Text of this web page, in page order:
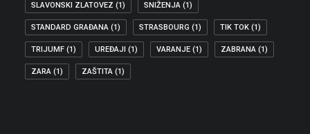
SLAVONSKI ZLATOVEZ (1) SNIŽENJA (1)
STANDARD GRAĐANA (1) STRASBOURG (1) TIK TOK (1)
TRIJUMF (1) UREĐAJI (1) VARANJE (1) ZABRANA (1)
ZARA (1) ZAŠTITA (1)